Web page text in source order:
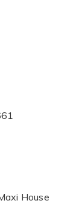
House